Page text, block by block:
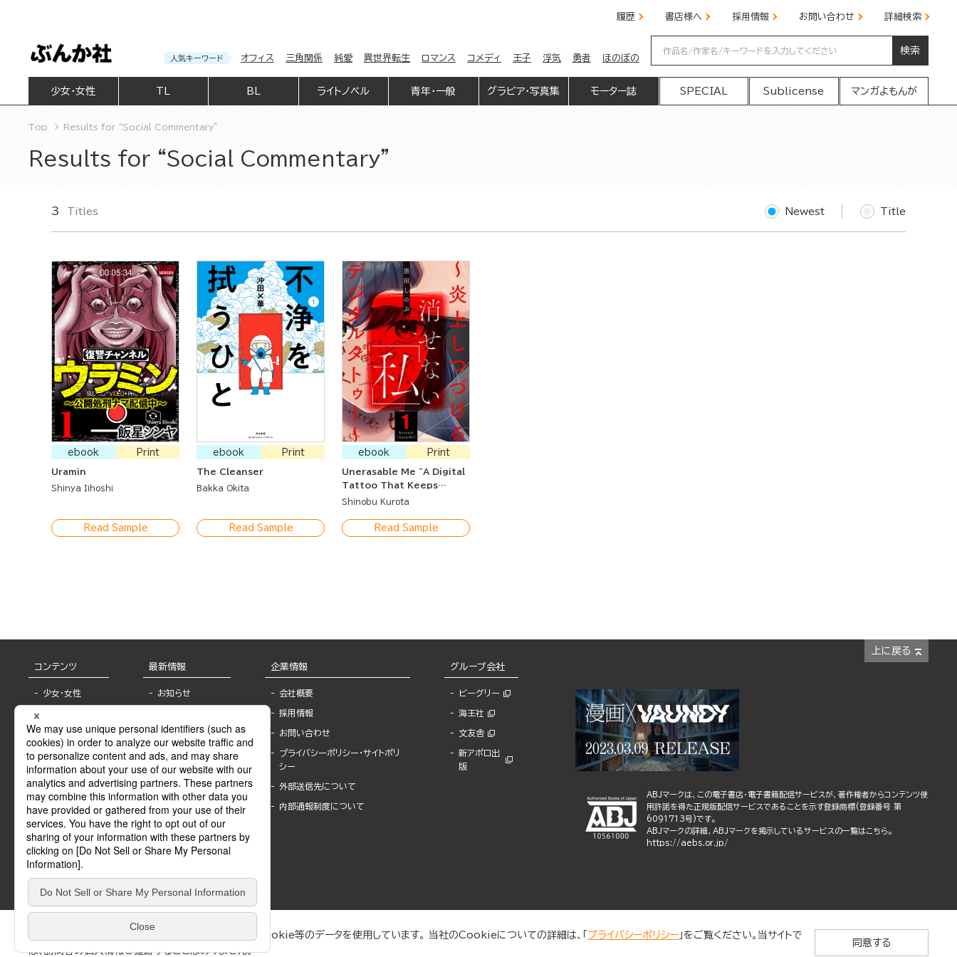
履歴 書店様へ 採用情報 お問い合わせ 詳細検索
人気キーワード オフィス 三角関係 純愛 異世界転生 ロマンス コメディ 王子 浮気 勇者 ほのぼの
検索
少女・女性 BL ライトノベル 青年・一般 グラビア・写真集 モーター誌 SPECIAL Sublicense マンガよもんが
Top Results for “Social Commentary”
Results for “Social Commentary”
Titles
3 Newest Title
ebook Print
Uramin
Shinya Iihoshi
Read Sample
ebook Print
The Cleanser
Bakka Okita
Read Sample
ebook Print
Unerasable Me ~A Digital
Tattoo That Keeps
Flaming~
Shinobu Kurota
Read Sample
上に戻る
コンテンツ
少女・女性
BL
ライトノベル
青年・一般
グラビア・写真
モーター誌
SPECIAL
Sublicense
最新情報
お知らせ
報
書店様へ
海外ライセンシー
公式SNSアカウ
ント
作家一覧
Keyword list
Author list
企業情報
会社概要
採用情報
お問い合わせ
プライバシーポリシー・サイトポリ
シー
外部送信先について
内部通報制度について
グループ会社
ビーグリー
海王社
文友舎
新アポロ出
版
ABJマークは、この電子書店・電子書籍配信サービスが、著作権者からコンテンツ使
用許諾を得た正規版配信サービスであることを示す登録商標(登録番号 第
6091713号)です。
ABJマークの詳細、ABJマークを掲示しているサービスの一覧はこちら。
https://aebs.or.jp/
ぶんか社が運営するサイトでは、利便性向上のためにCookie等のデータを使用しています。 当社のCookieについての詳細は、「 プライバシーポリシー 」をご覧ください。当サイトで
は、訪問者の個人情報を追跡することはありません。
同意する